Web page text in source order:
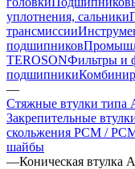
уплотнения, сальники
трансмиссии
подшипников
TEROSONФильтры и
подшипники
—
Стяжные втулки типа
Закрепительные
скольжения PCM /
шайбы
—Коническая втулка